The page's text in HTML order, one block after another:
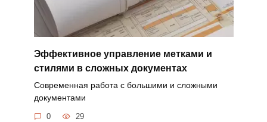
Эффективное управление метками и
стилями в сложных документах
Современная работа с большими и сложными
документами
0 29